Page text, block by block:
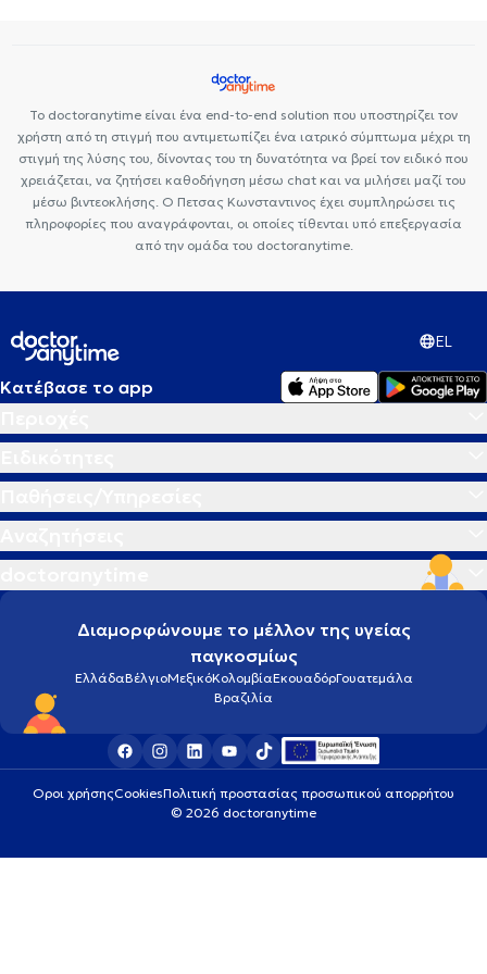
Το doctoranytime είναι ένα end-to-end solution που υποστηρίζει τον
χρήστη από τη στιγμή που αντιμετωπίζει ένα ιατρικό σύμπτωμα μέχρι τη
στιγμή της λύσης του, δίνοντας του τη δυνατότητα να βρεί τον ειδικό που
χρειάζεται, να ζητήσει καθοδήγηση μέσω chat και να μιλήσει μαζί του
μέσω βιντεοκλήσης. Ο Πετσας Κωνσταντινος έχει συμπληρώσει τις
πληροφορίες που αναγράφονται, οι οποίες τίθενται υπό επεξεργασία
από την ομάδα του doctoranytime.
EL
Κατέβασε το app
Διαμορφώνουμε το μέλλον της υγείας
παγκοσμίως
ΕλλάδαΒέλγιοΜεξικόΚολομβίαΕκουαδόρΓουατεμάλα
Βραζιλία
Οροι χρήσηςCookiesΠολιτική προστασίας προσωπικού απορρήτου
© 2026 doctoranytime